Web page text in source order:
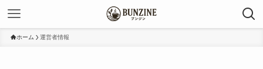
ホーム 運営者情報